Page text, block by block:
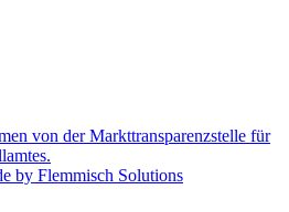
von der Markttransparenzstelle für
by Flemmisch Solutions